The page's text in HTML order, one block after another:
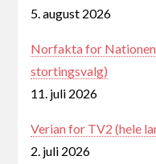
5. august 2026
Norfakta for Nationen
stortingsvalg)
11. juli 2026
Verian for TV2 (hele
2. juli 2026